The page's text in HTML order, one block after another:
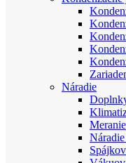
Náradie
Meranie